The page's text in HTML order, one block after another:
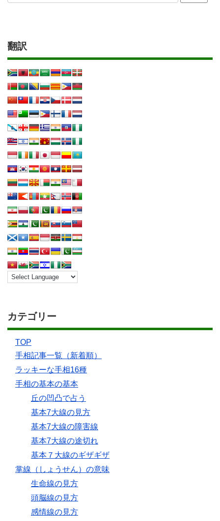
翻訳
カテゴリー
TOP
手相記事一覧（新着順）
ラッキーな手相16種
手相の基本の基本
丘の凹凸で占う
基本7大線の見方
基本7大線の障害線
基本7大線の途切れ
基本７大線のギザギザ
掌線（しょうせん）の意味
生命線の見方
頭脳線の見方
感情線の見方